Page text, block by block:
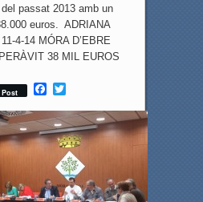
del passat 2013 amb un
euros. ADRIANA
4-14 MÓRA D’EBRE
38 MIL EUROS
Post
F
c
e
b
o
k
T
i
t
t
e
r